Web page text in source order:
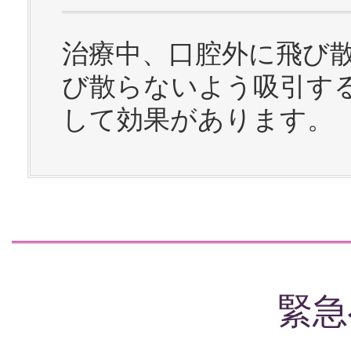
治療中、口腔外に飛び
び散らないよう吸引す
して効果があります。
緊